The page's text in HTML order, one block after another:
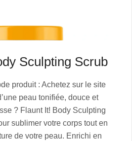
Sculpting Scrub
produit : Achetez sur le site
peau tonifiée, douce et
? Flaunt It! Body Sculpting
sublimer votre corps tout en
de votre peau. Enrichi en